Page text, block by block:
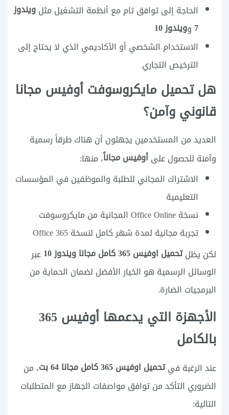
الحاجة إلى توافق تام مع أنظمة التشغيل مثلويندوز
7 وويندوز 10
الاستخدام الشخصي أو الأكاديمي الذي لا يحتاج إلى
الترخيص التجاري
هل تحميل مايكروسوفت أوفيس مجانا
قانوني وآمن؟
العديد من المستخدمين يجهلون أن هناك طرقاً رسمية
وآمنة للحصول علىأوفيس مجاناً، منها:
الاشتراك المجاني للطلبة والموظفين في المؤسسات
التعليمية
نسخة Office Online المجانية من مايكروسوفت
تجربة مجانية لمدة شهر كامل لنسخة Office 365
لكن يظلتحميل اوفيس 365 كامل مجانا ويندوز 10
عبر
الوسائل الرسمية هو الخيار الأفضل لضمان الحماية من
البرمجيات الضارة.
الأجهزة التي يدعمها أوفيس 365
بالكامل
عند الرغبة فيتحميل اوفيس 365 كامل مجانا 64 بت
، من
الضروري التأكد من توافق مواصفات الجهاز مع المتطلبات
التالية: